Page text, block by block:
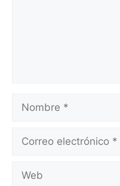
Nombre
Correo
Web